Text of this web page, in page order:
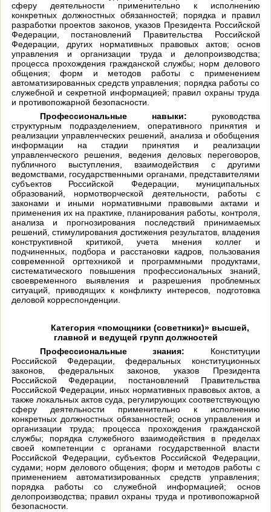
сферу деятельности применительно к исполнению
конкретных должностных обязанностей; порядка и правил
разработки проектов законов, указов Президента Российской
Федерации, постановлений Правительства Российской
Федерации, других нормативных правовых актов; основ
управления и организации труда и делопроизводства;
процесса прохождения гражданской службы; норм делового
общения; форм и методов работы с применением
автоматизированных средств управления; порядка работы со
служебной и секретной информацией; правил охраны труда
и противопожарной безопасности.
Профессиональные навыки: руководства
структурным подразделением, оперативного принятия и
реализации управленческих решений, анализа и обобщения
информации на стадии принятия и реализации
управленческого решения, ведения деловых переговоров,
публичного выступления, взаимодействия с другими
ведомствами, государственными органами, представителями
субъектов Российской Федерации, муниципальных
образований, нормотворческой деятельности, работы с
законами и иными нормативными правовыми актами и
применения их на практике, планирования работы, контроля,
анализа и прогнозирования последствий принимаемых
решений, стимулирования достижения результатов, владения
конструктивной критикой, учета мнения коллег и
подчиненных, подбора и расстановки кадров, пользования
современной оргтехникой и программными продуктами,
систематического повышения профессиональных знаний,
своевременного выявления и разрешения проблемных
ситуаций, приводящих к конфликту интересов, подготовка
деловой корреспонденции.
Категория «помощники (советники)» высшей,
главной и ведущей групп должностей
Профессиональные знания: Конституции
Российской Федерации, федеральных конституционных
законов, федеральных законов, указов Президента
Российской Федерации, постановлений Правительства
Российской Федерации, иных нормативных правовых актов, а
также локальных актов суда, регулирующих соответствующую
сферу деятельности применительно к исполнению
конкретных должностных обязанностей; основ управления и
организации труда; процесса прохождения гражданской
службы; порядка служебного взаимодействия в пределах
своей компетенции с органами государственной власти
Российской Федерации, субъектов Российской Федерации,
судами; норм делового общения; форм и методов работы с
применением автоматизированных средств управления;
порядка работы со служебной информацией; основ
делопроизводства; правил охраны труда и противопожарной
безопасности.